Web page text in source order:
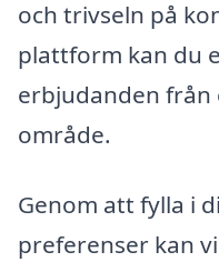
och trivseln på
plattform kan du
erbjudanden
område.
Genom att fylla i
preferenser kan